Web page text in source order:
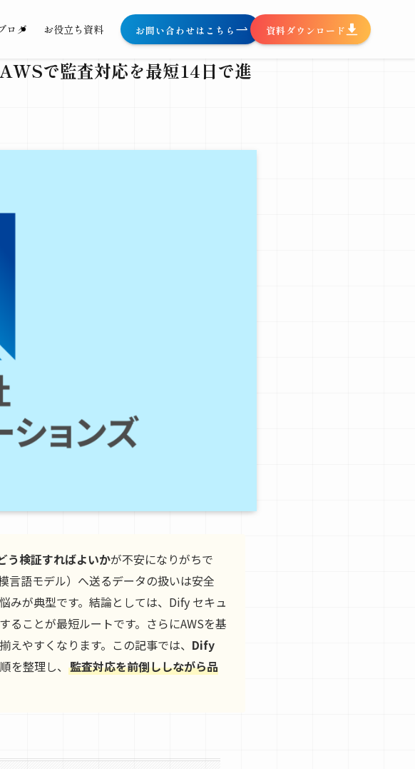
ログ お役立ち資料 お問い合わせはこちら 資料ダウンロード
で監査対応を最短14日で進
う検証すればよいかが不安になりがちで
言語モデル）へ送るデータの扱いは安全
みが典型です。結論としては、Dify セキュ
ることが最短ルートです。さらにAWSを基
やすくなります。この記事では、 Dify
を整理し、 監査対応を前倒ししながら品